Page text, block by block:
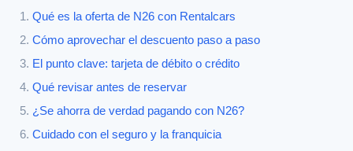
Qué es la oferta de N26 con Rentalcars
Cómo aprovechar el descuento paso a paso
El punto clave: tarjeta de débito o crédito
Qué revisar antes de reservar
¿Se ahorra de verdad pagando con N26?
Cuidado con el seguro y la franquicia